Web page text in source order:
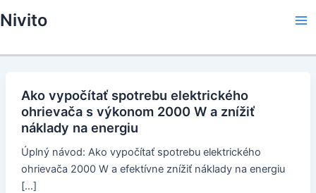
to
Nivito
Ako vypočítať spotrebu elektrického
ohrievača s výkonom 2000 W a znížiť
náklady na energiu
Úplný návod: Ako vypočítať spotrebu elektrického
ohrievača 2000 W a efektívne znížiť náklady na energiu
[…]